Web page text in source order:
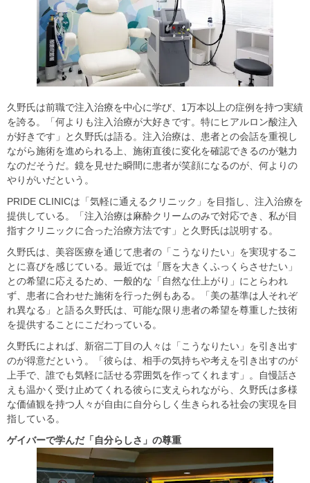
久野氏は前職で注入治療を中心に学び、1万本以上の症例を持つ実績
を誇る。「何よりも注入治療が大好きです。特にヒアルロン酸注入
が好きです」と久野氏は語る。注入治療は、患者との会話を重視し
ながら施術を進められる上、施術直後に変化を確認できるのが魅力
なのだそうだ。鏡を見せた瞬間に患者が笑顔になるのが、何よりの
やりがいだという。
PRIDE CLINICは「気軽に通えるクリニック」を目指し、注入治療を
提供している。「注入治療は麻酔クリームのみで対応でき、私が目
指すクリニックに合った治療方法です」と久野氏は説明する。
久野氏は、美容医療を通じて患者の「こうなりたい」を実現するこ
とに喜びを感じている。最近では「唇を大きくふっくらさせたい」
との希望に応えるため、一般的な「自然な仕上がり」にとらわれ
ず、患者に合わせた施術を行った例もある。「美の基準は人それぞ
れ異なる」と語る久野氏は、可能な限り患者の希望を尊重した技術
を提供することにこだわっている。
久野氏によれば、新宿二丁目の人々は「こうなりたい」を引き出す
のが得意だという。「彼らは、相手の気持ちや考えを引き出すのが
上手で、誰でも気軽に話せる雰囲気を作ってくれます」。自慢話さ
えも温かく受け止めてくれる彼らに支えられながら、久野氏は多様
な価値観を持つ人々が自由に自分らしく生きられる社会の実現を目
指している。
ゲイバーで学んだ「自分らしさ」の尊重